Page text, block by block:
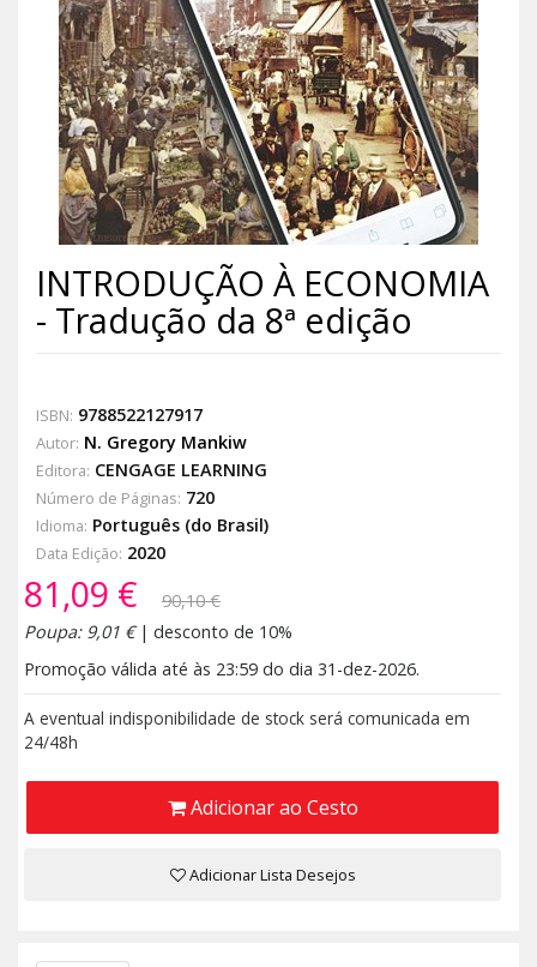
INTRODUÇÃO À ECONOMIA
- Tradução da 8ª edição
ISBN: 9788522127917
Autor: N. Gregory Mankiw
Editora: CENGAGE LEARNING
Número de Páginas: 720
Idioma: Português (do Brasil)
Data Edição: 2020
81,09 €
90,10 €
Poupa: 9,01 €| desconto de 10%
Promoção válida até às 23:59 do dia 31-dez-2026.
A eventual indisponibilidade de stock será comunicada em
24/48h
Adicionar ao Cesto
Adicionar Lista Desejos